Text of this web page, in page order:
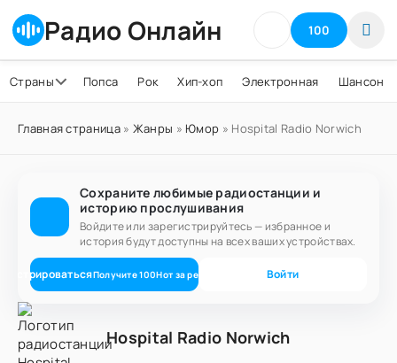
Радио Онлайн 100
Страны Попса Рок Хип-хоп Электронная Шансон
Главная страница» Жанры » Юмор » Hospital Radio Norwich
Сохраните любимые радиостанции и
историю прослушивания
Войдите или зарегистрируйтесь — избранное и
история будут доступны на всех ваших устройствах.
Получите100Нот за регистрацию Войти
Hospital Radio Norwich